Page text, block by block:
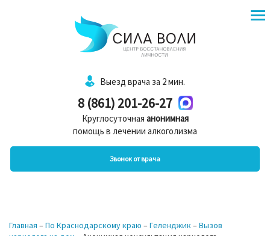
Выезд врача за 2 мин.
8 (861) 201-26-27
Круглосуточная анонимная
помощь в лечении алкоголизма
Звонок от врача
Главная –По Краснодарскому краю –Геленджик–Вызов